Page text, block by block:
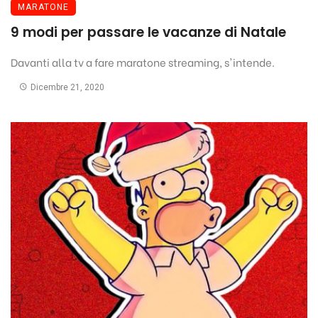
MARATONE
9 modi per passare le vacanze di Natale
Davanti alla tv a fare maratone streaming, s'intende.
Dicembre 21, 2020